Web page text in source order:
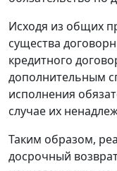
Исходя из общих
существа
кредитного
дополнительным
исполнения
случае их
Таким образом,
досрочный